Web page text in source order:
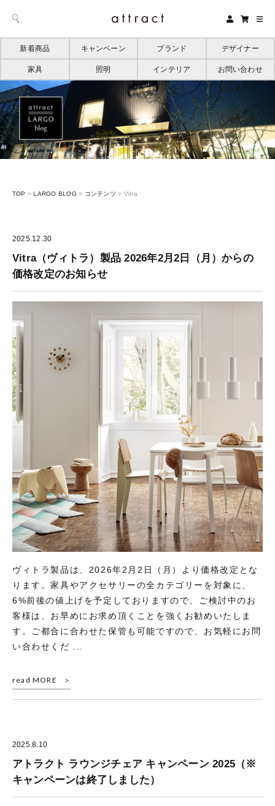
新着商品 キャンペーン ブランド デザイナー
家具 照明 インテリア お問い合わせ
TOP > LARGO BLOG > コンテンツ > Vitra
2025.12.30
Vitra（ヴィトラ）製品 2026年2月2日（月）からの
価格改定のお知らせ
ヴィトラ製品は、2026年2月2日（月）より価格改定とな
ります。家具やアクセサリーの全カテゴリーを対象に、
6%前後の値上げを予定しておりますので、ご検討中のお
客様は、お早めにお求め頂くことを強くお勧めいたしま
す。ご都合に合わせた保管も可能ですので、お気軽にお問
い合わせくだ ...
read MORE
2025.8.10
アトラクト ラウンジチェア キャンペーン 2025（※
キャンペーンは終了しました）